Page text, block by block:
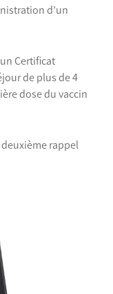
d’un
Certificat
de plus de 4
dose du vaccin
rappel